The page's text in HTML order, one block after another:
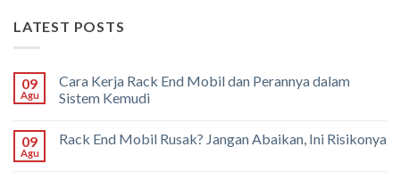
LATEST POSTS
09
Agu
Cara Kerja Rack End Mobil dan Perannya dalam
Sistem Kemudi
09
Agu
Rack End Mobil Rusak? Jangan Abaikan, Ini Risikonya